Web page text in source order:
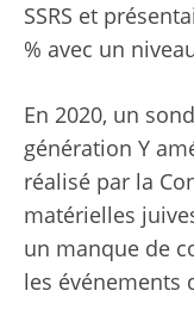
SSRS et
% avec un
En 2020, un
génération Y
réalisé par la
matérielles
un manque de
les événements